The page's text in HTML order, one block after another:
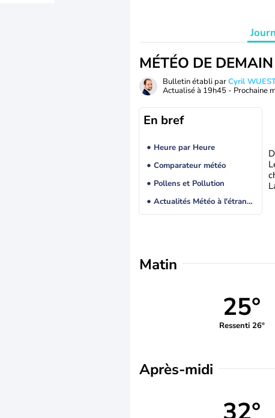
MÉTÉO DE DEMAIN
Bulletin établi parCyril
Actualisé à 19h45 - Prochaine
En bref
Heure par Heure
Comparateur météo
Pollens et Pollution
Actualités Météo à l'étranger
Matin
25°
Ressenti 26°
Après-midi